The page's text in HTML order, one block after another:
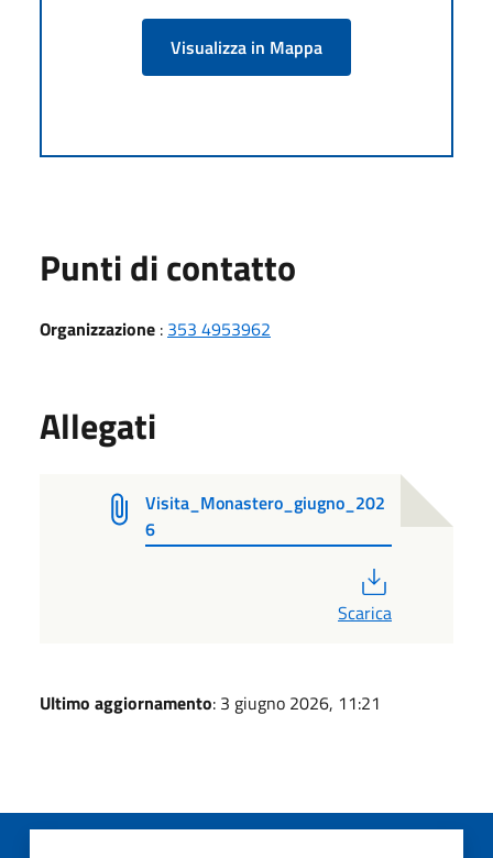
Visualizza in Mappa
Punti di contatto
Organizzazione : 353 4953962
Allegati
Visita_Monastero_giugno_202
6
Scarica
Ultimo aggiornamento: 3 giugno 2026, 11:21